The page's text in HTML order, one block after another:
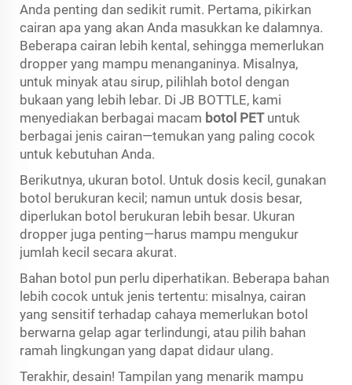
Anda penting dan sedikit rumit. Pertama, pikirkan
cairan apa yang akan Anda masukkan ke dalamnya.
Beberapa cairan lebih kental, sehingga memerlukan
dropper yang mampu menanganinya. Misalnya,
untuk minyak atau sirup, pilihlah botol dengan
bukaan yang lebih lebar. Di JB BOTTLE, kami
menyediakan berbagai macam botol PET untuk
berbagai jenis cairan—temukan yang paling cocok
untuk kebutuhan Anda.
Berikutnya, ukuran botol. Untuk dosis kecil, gunakan
botol berukuran kecil; namun untuk dosis besar,
diperlukan botol berukuran lebih besar. Ukuran
dropper juga penting—harus mampu mengukur
jumlah kecil secara akurat.
Bahan botol pun perlu diperhatikan. Beberapa bahan
lebih cocok untuk jenis tertentu: misalnya, cairan
yang sensitif terhadap cahaya memerlukan botol
berwarna gelap agar terlindungi, atau pilih bahan
ramah lingkungan yang dapat didaur ulang.
Terakhir, desain! Tampilan yang menarik mampu